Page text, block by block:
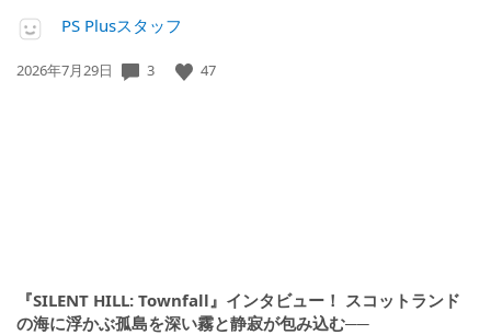
PS Plusスタッフ
公
2026年7月29日 3 47
『SILENT HILL: Townfall』インタビュー！ スコットランド
の海に浮かぶ孤島を深い霧と静寂が包み込む──